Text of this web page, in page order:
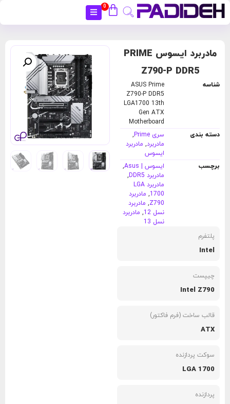
0
مادربرد ایسوس PRIME
Z790-P DDR5
شناسه
ASUS Prime
Z790-P DDR5
LGA1700 13th
Gen ATX
Motherboard
دسته بندی
سری Prime
,
مادربرد, مادربرد
ایسوس
برچسب
ایسوس | Asus
,
مادربرد DDR5
,
مادربرد LGA
1700
, مادربرد
Z790
, مادربرد
نسل 12
, مادربرد
نسل 13
پلتفرم
Intel
چیپست
Intel Z790
قالب ساخت (فرم فاکتور)
ATX
سوکت پردازنده
LGA 1700
پردازنده